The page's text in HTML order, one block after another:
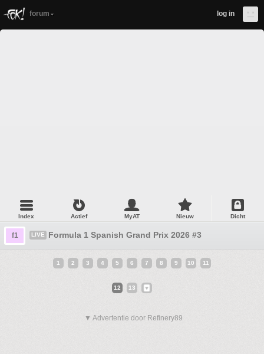
forum log in
Index Actief MyAT Nieuw Dicht
f1 LIVE Formula 1 Spanish Grand Prix 2026 #3
1 2 3 4 5 6 7 8 9 10 11
12 13
▼ Advertentie door Refinery89